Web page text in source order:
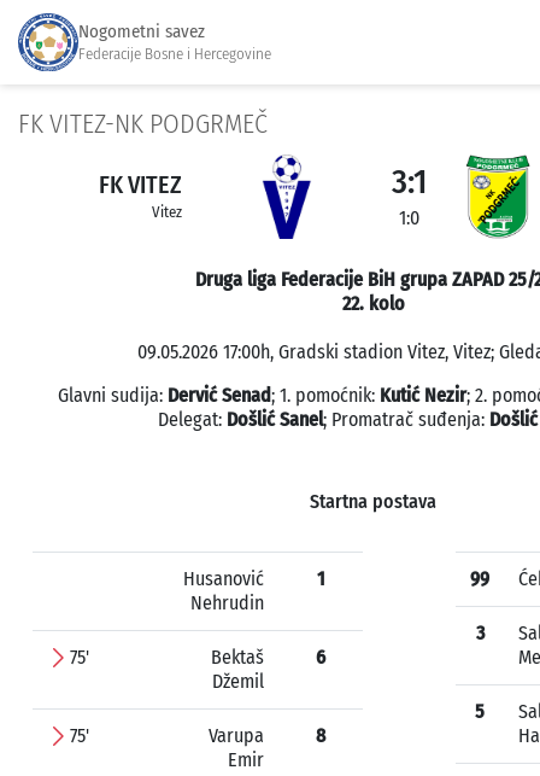
Nogometni savez
Federacije Bosne i Hercegovine
FK VITEZ-NK PODGRMEČ
FK VITEZ
Vitez
3:1
1:0
Druga liga Federacije BiH grupa ZAPAD 25/
22. kolo
09.05.2026 17:00h, Gradski stadion Vitez, Vitez;
Glavni sudija: Dervić Senad; 1. pomoćnik: Kutić Nezir; 2.
Delegat: Došlić Sanel; Promatrač suđenja:
Startna postava
Husanović
Nehrudin
1
75'
Bektaš
Džemil
6
75'
Varupa
Emir
8
99
3
5